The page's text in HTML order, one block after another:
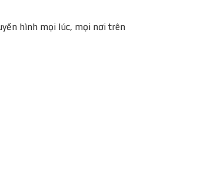
hình mọi lúc, mọi nơi trên